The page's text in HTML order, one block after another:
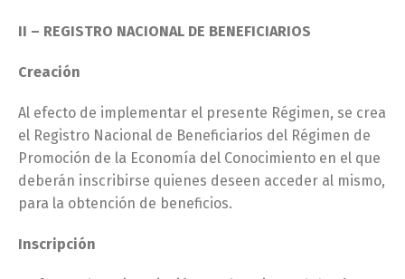
II – REGISTRO NACIONAL DE BENEFICIARIOS
Creación
Al efecto de implementar el presente Régimen, se crea
el Registro Nacional de Beneficiarios del Régimen de
Promoción de la Economía del Conocimiento en el que
deberán inscribirse quienes deseen acceder al mismo,
para la obtención de beneficios.
Inscripción